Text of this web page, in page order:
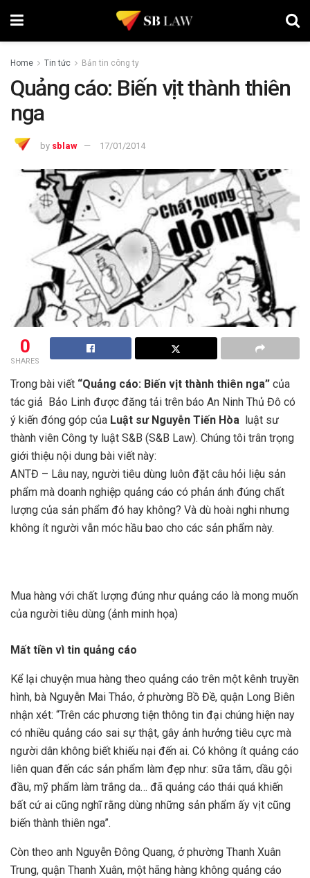
Home Tin tức Bản tin công ty
Quảng cáo: Biến vịt thành thiên
nga
by sblaw 17/01/2014
0
SHARES
Trong bài viết “Quảng cáo: Biến vịt thành thiên nga” của
tác giả Bảo Linh được đăng tải trên báo An Ninh Thủ Đô có
ý kiến đóng góp của Luật sư Nguyễn Tiến Hòa luật sư
thành viên Công ty luật S&B (S&B Law). Chúng tôi trân trọng
giới thiệu nội dung bài viết này:
ANTĐ – Lâu nay, người tiêu dùng luôn đặt câu hỏi liệu sản
phẩm mà doanh nghiệp quảng cáo có phản ánh đúng chất
lượng của sản phẩm đó hay không? Và dù hoài nghi nhưng
không ít người vẫn móc hầu bao cho các sản phẩm này.
Mua hàng với chất lượng đúng như quảng cáo là mong muốn
của người tiêu dùng (ảnh minh họa)
Mất tiền vì tin quảng cáo
Kể lại chuyện mua hàng theo quảng cáo trên một kênh truyền
hình, bà Nguyễn Mai Thảo, ở phường Bồ Đề, quận Long Biên
nhận xét: “Trên các phương tiện thông tin đại chúng hiện nay
có nhiều quảng cáo sai sự thật, gây ảnh hưởng tiêu cực mà
người dân không biết khiếu nại đến ai. Có không ít quảng cáo
liên quan đến các sản phẩm làm đẹp như: sữa tắm, dầu gội
đầu, mỹ phẩm làm trắng da… đã quảng cáo thái quá khiến
bất cứ ai cũng nghĩ rằng dùng những sản phẩm ấy vịt cũng
biến thành thiên nga”.
Còn theo anh Nguyễn Đông Quang, ở phường Thanh Xuân
Trung, quận Thanh Xuân, một hãng hàng không quảng cáo